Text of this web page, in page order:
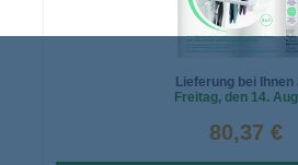
Lieferung bei Ihnen
Freitag, den 14.
80,37 €